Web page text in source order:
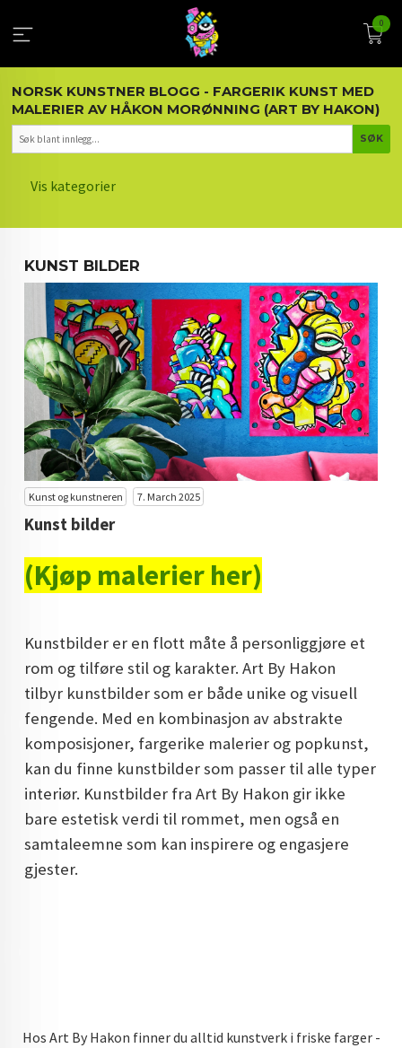
innholdet
0
NORSK KUNSTNER BLOGG - FARGERIK KUNST MED
MALERIER AV HÅKON MORØNNING (ART BY HAKON)
Vis kategorier
KUNST OG KUNSTNEREN
MALERIER BLOGG
ARTIKLER OM KUNST
INTERIØR OG KUNST
KUNST INVESTERING
KUNSTSTILER
FARGETEORI
KJØP KUNST TIL SALGS
POP ART
MALERIER TIL SALGS
KUNST
KUNSTNER BLOGG - EN KUNSTNERS DAGBOK
STORE MALERIER TIL STUE
NORSK KUNST
DOPAMIN DECOR NORGE
KUNST BILDER
Kunst og kunstneren 7. March 2025
Kunst bilder
(Kjøp malerier her)
Kunstbilder er en flott måte å personliggjøre et
rom og tilføre stil og karakter. Art By Hakon
tilbyr kunstbilder som er både unike og visuell
fengende. Med en kombinasjon av abstrakte
komposisjoner, fargerike malerier og popkunst,
kan du finne kunstbilder som passer til alle typer
interiør. Kunstbilder fra Art By Hakon gir ikke
bare estetisk verdi til rommet, men også en
samtaleemne som kan inspirere og engasjere
gjester.
Hos Art By Hakon finner du alltid kunstverk i friske farger -